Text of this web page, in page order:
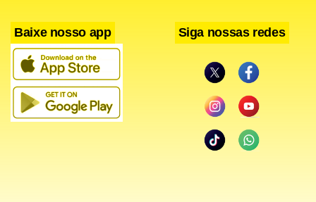
Já no Nordeste, o contraste climático segue predominando
entre o interior e o litoral. Enquanto o sertão mantém
Baixe nosso app Siga nossas redes